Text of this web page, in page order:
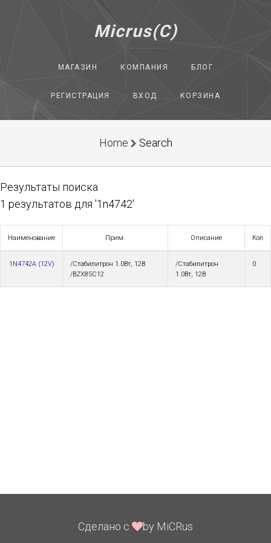
Micrus(C)
МАГАЗИН КОМПАНИЯ БЛОГ
РЕГИСТРАЦИЯ ВХОД КОРЗИНА
Home Search
Результаты поиска
1 результатов для '1n4742'
Наименование Прим. Описание Кол
1N4742A (12V)
/Стабилитрон 1.0Вт, 12В
/BZX85C12
/Стабилитрон
1.0Вт, 12В
0
Сделано с by MiCRus